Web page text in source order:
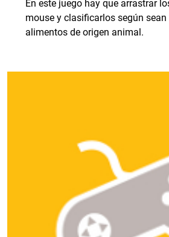
En este juego hay que arrastrar
mouse y clasificarlos según sean
alimentos de origen animal.